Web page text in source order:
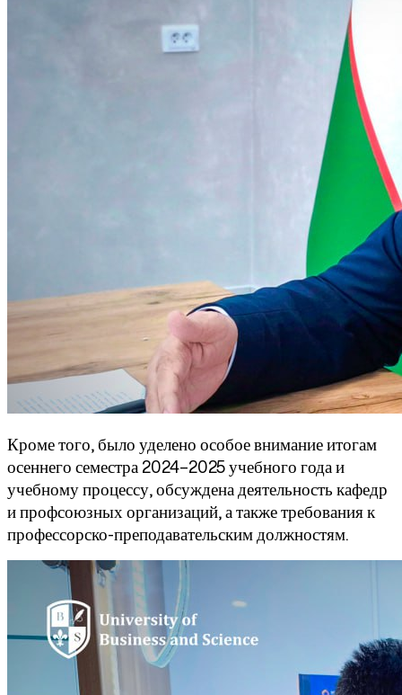
Кроме того, было уделено особое внимание итогам
осеннего семестра 2024–2025 учебного года и
учебному процессу, обсуждена деятельность кафедр
и профсоюзных организаций, а также требования к
профессорско-преподавательским должностям.